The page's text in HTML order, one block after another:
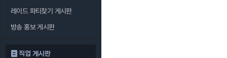
레이드 파티찾기 게시판
방송 홍보 게시판
직업 게시판